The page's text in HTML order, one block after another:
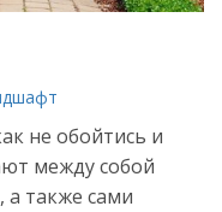
не обойтись и
между собой
а также сами